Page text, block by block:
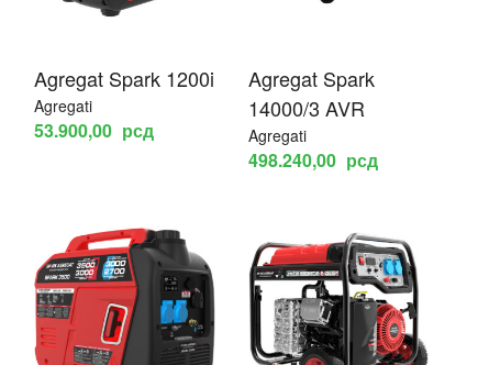
Agregat Spark 1200i
Agregati
53.900,00 рсд
Agregat Spark
14000/3 AVR
Agregati
498.240,00 рсд